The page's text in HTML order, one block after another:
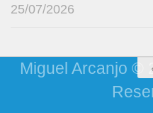
25/07/2026
Miguel Arcanjo ©